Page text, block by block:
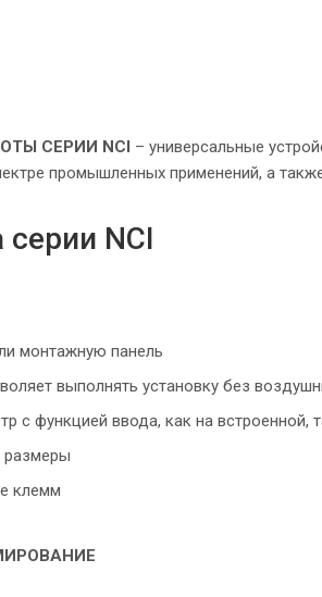
СЕРИИ NCI – универсальные
промышленных применений, а
NCI
монтажную панель
выполнять установку без
с функцией ввода, как на встроенной,
размеры
клемм